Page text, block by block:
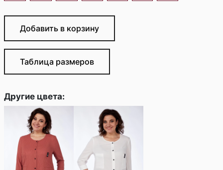
Добавить в корзину
Таблица размеров
Другие цвета: